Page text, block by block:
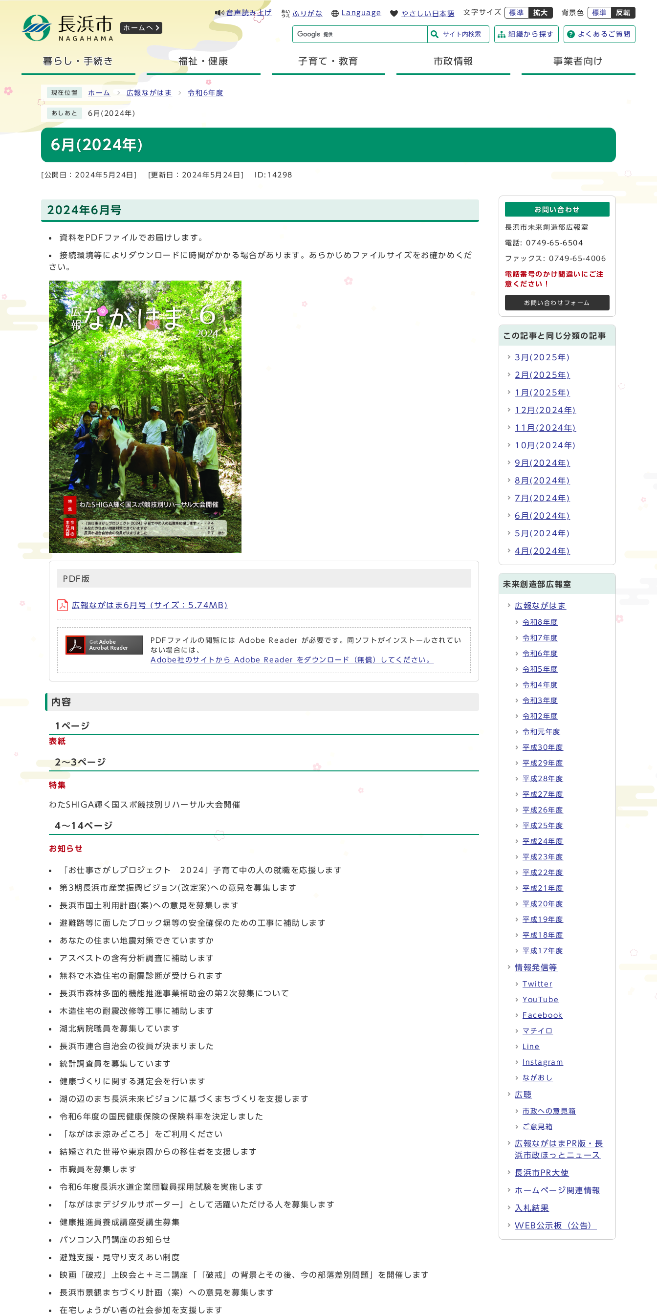
ホームへ
音声読み上げ ふりがな Language やさしい日本語 文字サイズ 標準 拡大 背景色 標準 反転
サイト内検索 組織から探す よくあるご質問
暮らし・手続き 福祉・健康 子育て・教育 市政情報 事業者向け
現在位置 ホーム 広報ながはま 令和6年度
あしあと 6月(2024年)
6月(2024年)
[公開日：2024年5月24日] [更新日：2024年5月24日] ID:14298
2024年6月号
資料をPDFファイルでお届けします。
接続環境等によりダウンロードに時間がかかる場合があります。あらかじめファイルサイズをお確かめくだ
さい。
PDF版
広報ながはま6月号 (サイズ：5.74MB)
PDFファイルの閲覧には Adobe Reader が必要です。同ソフトがインストールされてい
ない場合には、
Adobe社のサイトから Adobe Reader をダウンロード（無償）してください。
内容
1ページ
表紙
2～3ページ
特集
わたSHIGA輝く国スポ競技別リハーサル大会開催
4～14ページ
お知らせ
『お仕事さがしプロジェクト 2024』子育て中の人の就職を応援します
第3期長浜市産業振興ビジョン(改定案)への意見を募集します
長浜市国土利用計画(案)への意見を募集します
避難路等に面したブロック塀等の安全確保のための工事に補助します
あなたの住まい地震対策できていますか
アスベストの含有分析調査に補助します
無料で木造住宅の耐震診断が受けられます
長浜市森林多面的機能推進事業補助金の第2次募集について
木造住宅の耐震改修等工事に補助します
湖北病院職員を募集しています
長浜市連合自治会の役員が決まりました
統計調査員を募集しています
健康づくりに関する測定会を行います
湖の辺のまち長浜未来ビジョンに基づくまちづくりを支援します
令和6年度の国民健康保険の保険料率を決定しました
「ながはま涼みどころ」をご利用ください
結婚された世帯や東京圏からの移住者を支援します
市職員を募集します
令和6年度長浜水道企業団職員採用試験を実施します
「ながはまデジタルサポーター」として活躍いただける人を募集します
健康推進員養成講座受講生募集
パソコン入門講座のお知らせ
避難支援・見守り支えあい制度
映画『破戒』上映会と＋ミニ講座「『破戒』の背景とその後、今の部落差別問題」を開催します
長浜市景観まちづくり計画（案）への意見を募集します
在宅しょうがい者の社会参加を支援します
お問い合わせ
長浜市未来創造部広報室
電話:0749-65-6504
ファックス: 0749-65-4006
電話番号のかけ間違いにご注
意ください！
お問い合わせフォーム
この記事と同じ分類の記事
3月(2025年)
2月(2025年)
1月(2025年)
12月(2024年)
11月(2024年)
10月(2024年)
9月(2024年)
8月(2024年)
7月(2024年)
6月(2024年)
5月(2024年)
4月(2024年)
未来創造部広報室
広報ながはま
令和8年度
令和7年度
令和6年度
令和5年度
令和4年度
令和3年度
令和2年度
令和元年度
平成30年度
平成29年度
平成28年度
平成27年度
平成26年度
平成25年度
平成24年度
平成23年度
平成22年度
平成21年度
平成20年度
平成19年度
平成18年度
平成17年度
情報発信等
Twitter
YouTube
Facebook
マチイロ
Line
Instagram
ながおし
広聴
市政への意見箱
ご意見箱
広報ながはまPR版・長
浜市政ほっとニュース
長浜市PR大使
ホームページ関連情報
入札結果
WEB公示板（公告）